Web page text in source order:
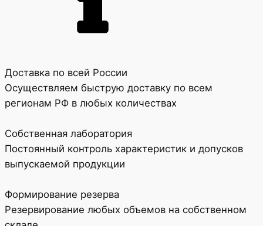
Доставка по всей России
Осуществляем быструю доставку по всем
регионам РФ в любых количествах
Собственная лаборатория
Постоянный контроль характеристик и допусков
выпускаемой продукции
Формирование резерва
Резервирование любых объемов на собственном